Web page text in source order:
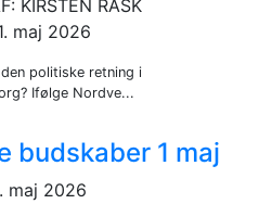
KIRSTEN RASK
maj 2026
politiske retning i
Ifølge Nordve...
budskaber 1 maj
maj 2026